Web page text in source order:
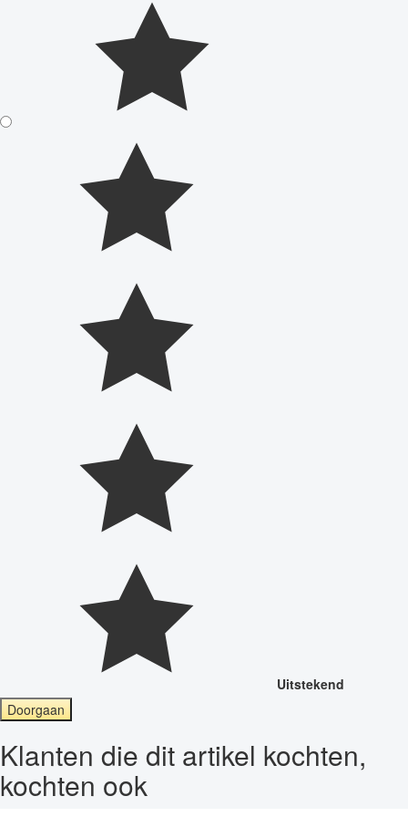
Uitstekend
Doorgaan
Klanten die dit artikel kochten,
kochten ook